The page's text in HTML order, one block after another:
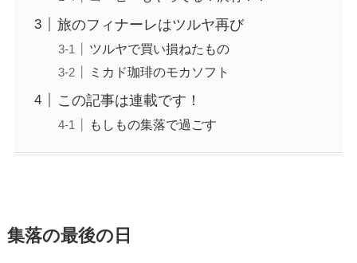
旅のフィナーレはツルヤ再び
ツルヤで買い損ねたもの
ミカド珈琲のモカソフト
この記事は連載です！
もしもの集落で過ごす
集落の最後の日